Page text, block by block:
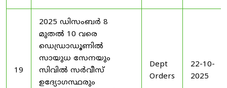
19
2025 ഡിസംബർ 8
മുതൽ 10 വരെ
ഡെഡ്രാഡൂണിൽ
സായുധ സേനയും
സിവിൽ സർവീസ്
ഉദ്യോഗസ്ഥരും
Dept
Orders
22-10-
2025